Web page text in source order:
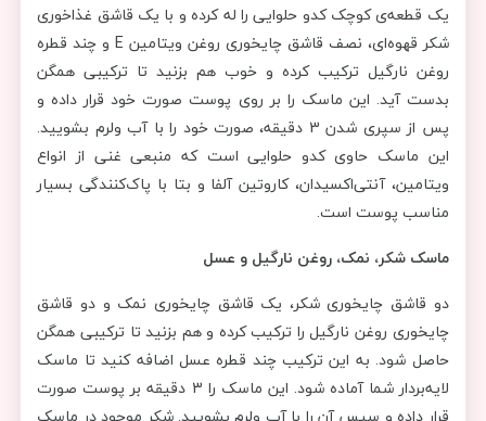
یک قطعه‌ی کوچک کدو حلوایی را له کرده و با یک قاشق غذاخوری
شکر قهوه‌ای، نصف قاشق چایخوری روغن ویتامین E و چند قطره
روغن نارگیل ترکیب کرده و خوب هم بزنید تا ترکیبی همگن
بدست آید. این ماسک را بر روی پوست صورت خود قرار داده و
پس از سپری شدن 3 دقیقه، صورت خود را با آب ولرم بشویید.
این ماسک حاوی کدو حلوایی است که منبعی غنی از انواع
ویتامین، آنتی‌اکسیدان، کاروتین آلفا و بتا با پاک‌کنندگی بسیار
مناسب پوست است.
ماسک شکر، نمک، روغن نارگیل و عسل
دو قاشق چایخوری شکر، یک قاشق چایخوری نمک و دو قاشق
چایخوری روغن نارگیل را ترکیب کرده و هم بزنید تا ترکیبی همگن
حاصل شود. به این ترکیب چند قطره عسل اضافه کنید تا ماسک
لایه‌بردار شما آماده شود. این ماسک را 3 دقیقه بر پوست صورت